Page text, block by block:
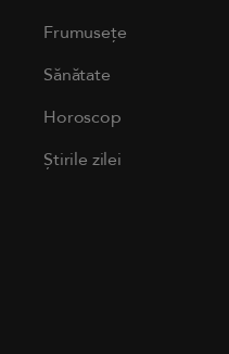
Frumusețe
Sănătate
Horoscop
Știrile zilei